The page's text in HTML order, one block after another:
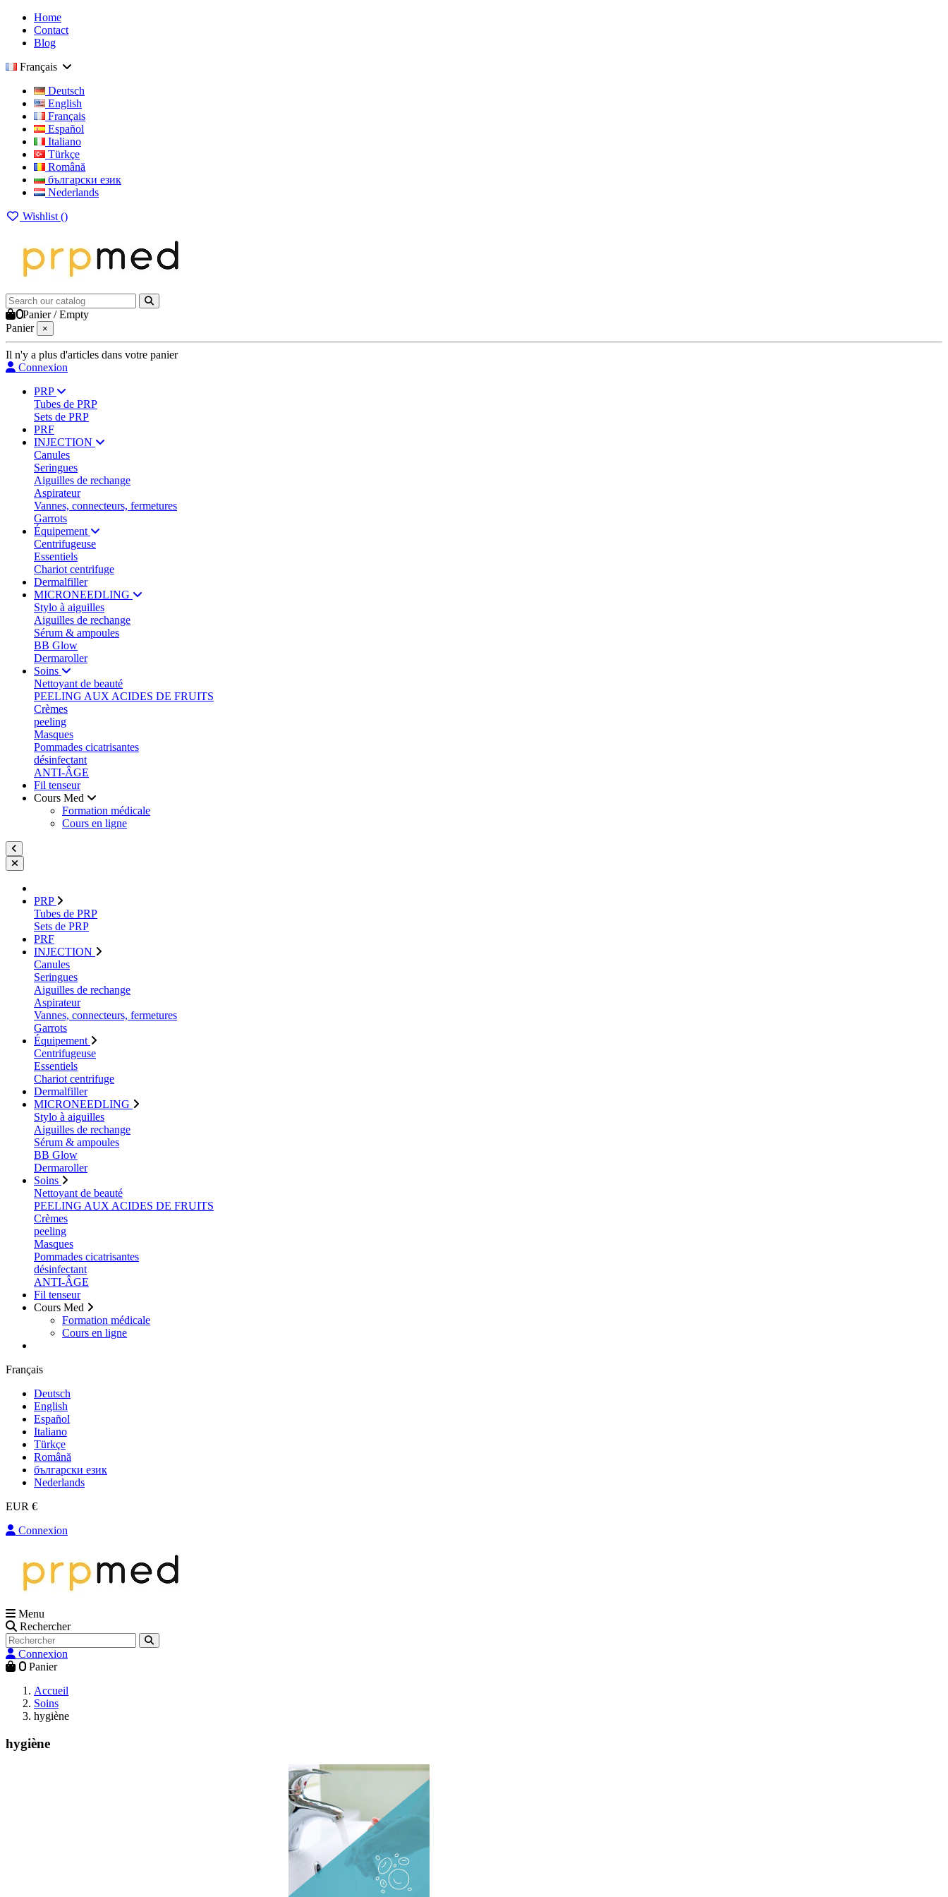
Home
Contact
Blog
Français
Deutsch
English
Français
Español
Italiano
Türkçe
Română
български език
Nederlands
Wishlist ()
0Panier /Empty
Panier
×
Il n'y a plus d'articles dans votre panier
Connexion
PRP
Tubes de PRP
Sets de PRP
PRF
INJECTION
Canules
Seringues
Aiguilles de rechange
Aspirateur
Vannes, connecteurs, fermetures
Garrots
Équipement
Centrifugeuse
Essentiels
Chariot centrifuge
Dermalfiller
MICRONEEDLING
Stylo à aiguilles
Aiguilles de rechange
Sérum & ampoules
BB Glow
Dermaroller
Soins
Nettoyant de beauté
PEELING AUX ACIDES DE FRUITS
Crèmes
peeling
Masques
Pommades cicatrisantes
désinfectant
ANTI-ÂGE
Fil tenseur
Cours Med
Formation médicale
Cours en ligne
PRP
Tubes de PRP
Sets de PRP
PRF
INJECTION
Canules
Seringues
Aiguilles de rechange
Aspirateur
Vannes, connecteurs, fermetures
Garrots
Équipement
Centrifugeuse
Essentiels
Chariot centrifuge
Dermalfiller
MICRONEEDLING
Stylo à aiguilles
Aiguilles de rechange
Sérum & ampoules
BB Glow
Dermaroller
Soins
Nettoyant de beauté
PEELING AUX ACIDES DE FRUITS
Crèmes
peeling
Masques
Pommades cicatrisantes
désinfectant
ANTI-ÂGE
Fil tenseur
Cours Med
Formation médicale
Cours en ligne
Français
Deutsch
English
Español
Italiano
Türkçe
Română
български език
Nederlands
EUR €
Connexion
Menu
Rechercher
Connexion
0 Panier
Accueil
Soins
hygiène
hygiène